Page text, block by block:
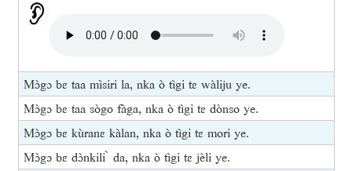
Mɔ̀gɔ bɛ taa mìsiri la, nka ò tìgi tɛ wàliju ye.
Mɔ̀gɔ bɛ taa sògo fàga, nka ò tìgi tɛ dònso ye.
Mɔ̀gɔ bɛ kùranɛ kàlan, nka ò tìgi tɛ mori ye.
Mɔ̀gɔ bɛ dɔ̀nkili ̀ da, nka ò tìgi tɛ jèli ye.